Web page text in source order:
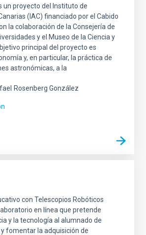
un proyecto del Instituto de
(IAC) financiado por el Cabido
la colaboración de la Consejería de
y el Museo de la Ciencia y
principal del proyecto es
y, en particular, la práctica de
astronómicas, a la
Rosenberg González
con Telescopios Robóticos
en línea que pretende
y la tecnología al alumnado de
fomentar la adquisición de